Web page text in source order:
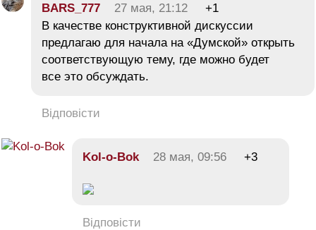
BARS_777 27 мая, 21:12
+1
В качестве конструктивной дискуссии
предлагаю для начала на «Думской» открыть
соответствующую тему, где можно будет
все это обсуждать.
Відповісти
Kol-o-Bok 28 мая, 09:56 +3
Відповісти